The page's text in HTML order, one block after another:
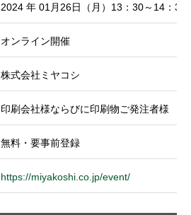
2024 年 01月26日（月）13：30～14：30
オンライン開催
株式会社ミヤコシ
印刷会社様ならびに印刷物ご発注者様
無料・要事前登録
https://miyakoshi.co.jp/event/